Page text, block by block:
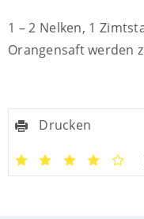
1 – 2 Nelken, 1
Orangensaft werden
Drucken